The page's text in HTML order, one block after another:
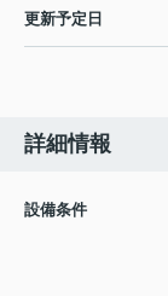
更新予定日
詳細情報
設備条件